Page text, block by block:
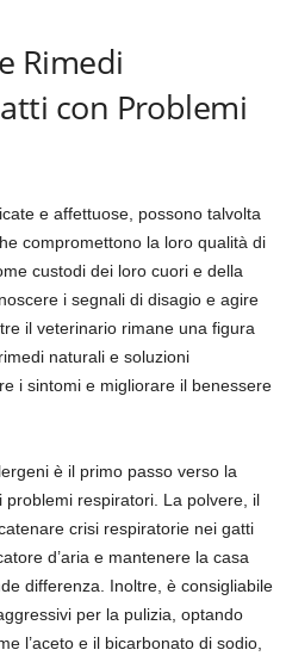
Rimedi
con Problemi
e affettuose, possono talvolta
compromettono la loro qualità di
custodi dei loro cuori e della
i segnali di disagio e agire
il veterinario rimane una figura
naturali e soluzioni
i sintomi e migliorare il benessere
è il primo passo verso la
respiratori. La polvere, il
crisi respiratorie nei gatti
d’aria e mantenere la casa
differenza. Inoltre, è consigliabile
per la pulizia, optando
l’aceto e il bicarbonato di sodio,